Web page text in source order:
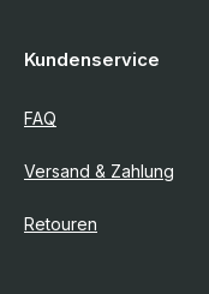
Kundenservice
FAQ
Versand & Zahlung
Retouren